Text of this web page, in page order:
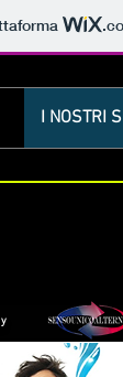
I NOSTRI